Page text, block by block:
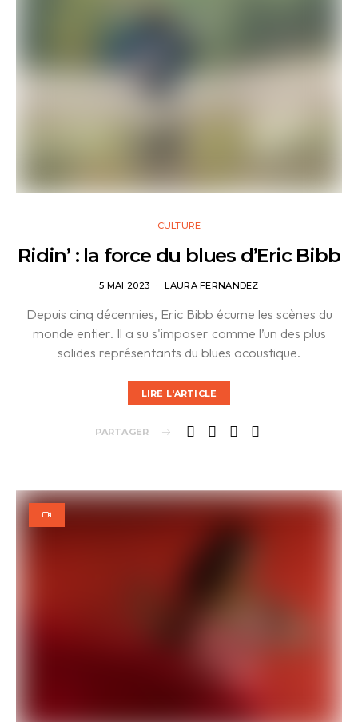
CULTURE
Ridin’ : la force du blues d’Eric Bibb
5 MAI 2023 LAURA FERNANDEZ
Depuis cinq décennies, Eric Bibb écume les scènes du
monde entier. Il a su s'imposer comme l’un des plus
solides représentants du blues acoustique.
LIRE L'ARTICLE
PARTAGER